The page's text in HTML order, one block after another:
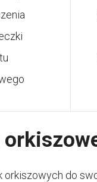
orkiszowych do